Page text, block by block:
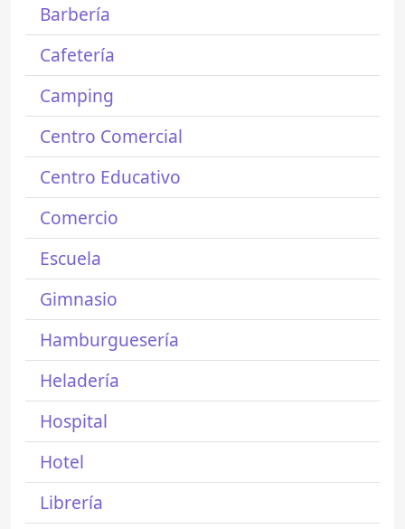
Barbería
Cafetería
Camping
Centro Comercial
Centro Educativo
Comercio
Escuela
Gimnasio
Hamburguesería
Heladería
Hospital
Hotel
Librería